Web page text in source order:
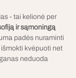
- tai kelionė per
ir sąmoningą
padės nuraminti
kvėpuoti net
neduoda